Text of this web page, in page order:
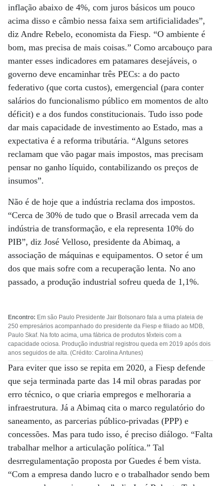
inflação abaixo de 4%, com juros básicos um pouco
acima disso e câmbio nessa faixa sem artificialidades”,
diz Andre Rebelo, economista da Fiesp. “O ambiente é
bom, mas precisa de mais coisas.” Como arcabouço para
manter esses indicadores em patamares desejáveis, o
governo deve encaminhar três PECs: a do pacto
federativo (que corta custos), emergencial (para conter
salários do funcionalismo público em momentos de alto
déficit) e a dos fundos constitucionais. Tudo isso pode
dar mais capacidade de investimento ao Estado, mas a
expectativa é a reforma tributária. “Alguns setores
reclamam que vão pagar mais impostos, mas precisam
pensar no ganho líquido, contabilizando os preços de
insumos”.
Não é de hoje que a indústria reclama dos impostos.
“Cerca de 30% de tudo que o Brasil arrecada vem da
indústria de transformação, e ela representa 10% do
PIB”, diz José Velloso, presidente da Abimaq, a
associação de máquinas e equipamentos. O setor é um
dos que mais sofre com a recuperação lenta. No ano
passado, a produção industrial sofreu queda de 1,1%.
Encontro: Em são Paulo Presidente Jair Bolsonaro fala a uma plateia de
250 empresários acompanhado do presidente da Fiesp e filiado ao MDB,
Paulo Skaf. Na foto acima, uma fábrica de produtos têxteis com a
capacidade ociosa. Produção industrial registrou queda em 2019 após dois
anos seguidos de alta. (Crédito: Carolina Antunes)
Para eviter que isso se repita em 2020, a Fiesp defende
que seja terminada parte das 14 mil obras paradas por
erro técnico, o que criaria empregos e melhoraria a
infraestrutura. Já a Abimaq cita o marco regulatório do
saneamento, as parcerias público-privadas (PPP) e
concessões. Mas para tudo isso, é preciso diálogo. “Falta
trabalhar melhor a articulação política.” Tal
desrregulamentação proposta por Guedes é bem vista.
“Com a empresa dando lucro e o trabalhador sendo bem